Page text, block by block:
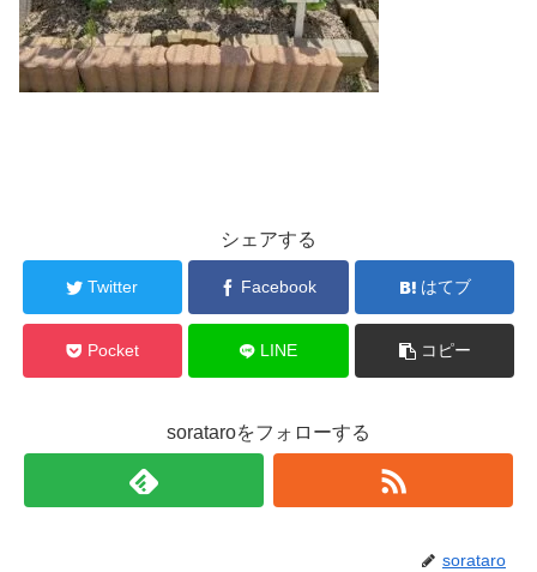
シェアする
Twitter Facebook はてブ
Pocket LINE コピー
sorataroをフォローする
sorataro